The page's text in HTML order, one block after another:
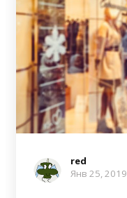
red
Янв 25, 2019